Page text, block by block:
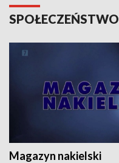
SPOŁECZEŃSTWO
Magazyn nakielski